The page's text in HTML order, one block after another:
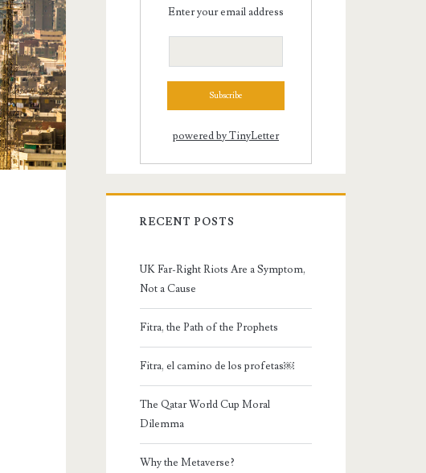
Enter your email address
powered by TinyLetter
RECENT POSTS
UK Far-Right Riots Are a Symptom,
Not a Cause
Fitra, the Path of the Prophets
Fitra, el camino de los profetas￼
The Qatar World Cup Moral
Dilemma
Why the Metaverse?